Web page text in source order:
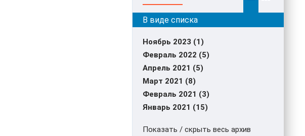
Ноябрь 2023 (1)
Февраль 2022 (5)
Апрель 2021 (5)
Март 2021 (8)
Февраль 2021 (3)
Январь 2021 (15)
Показать / скрыть весь архив